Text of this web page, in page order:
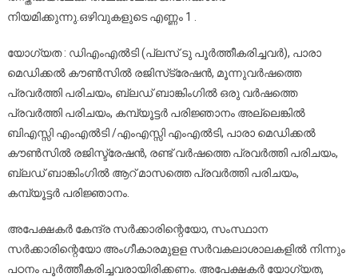
നിയമിക്കുന്നു.ഒഴിവുകളുടെ എണ്ണം 1 .
യോഗ്യത : ഡിഎംഎൽടി (പ്ലസ് ടു പൂർത്തീകരിച്ചവർ), പാരാ
മെഡിക്കൽ കൗൺസിൽ രജിസ്‌ട്രേഷൻ, മൂന്നുവർഷത്തെ
പ്രവർത്തി പരിചയം, ബ്ലഡ് ബാങ്കിംഗിൽ ഒരു വർഷത്തെ
പ്രവർത്തി പരിചയം, കമ്പ്യൂട്ടർ പരിജ്ഞാനം അല്ലെങ്കിൽ
ബിഎസ്സി എംഎൽടി /എംഎസ്സി എംഎൽടി, പാരാ മെഡിക്കൽ
കൗൺസിൽ രജിസ്ട്രേഷൻ, രണ്ട് വർഷത്തെ പ്രവർത്തി പരിചയം,
ബ്ലഡ് ബാങ്കിംഗിൽ ആറ് മാസത്തെ പ്രവർത്തി പരിചയം,
കമ്പ്യൂട്ടർ പരിജ്ഞാനം.
അപേക്ഷകർ കേന്ദ്ര സർക്കാരിന്റെയോ, സംസ്ഥാന
സർക്കാരിന്റെയോ അംഗീകാരമുളള സർവകലാശാലകളിൽ നിന്നും
പഠനം പൂർത്തീകരിച്ചവരായിരിക്കണം. അപേക്ഷകർ യോഗ്യത,